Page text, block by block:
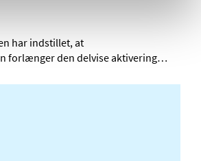
har indstillet, at
forlænger den delvise aktivering…